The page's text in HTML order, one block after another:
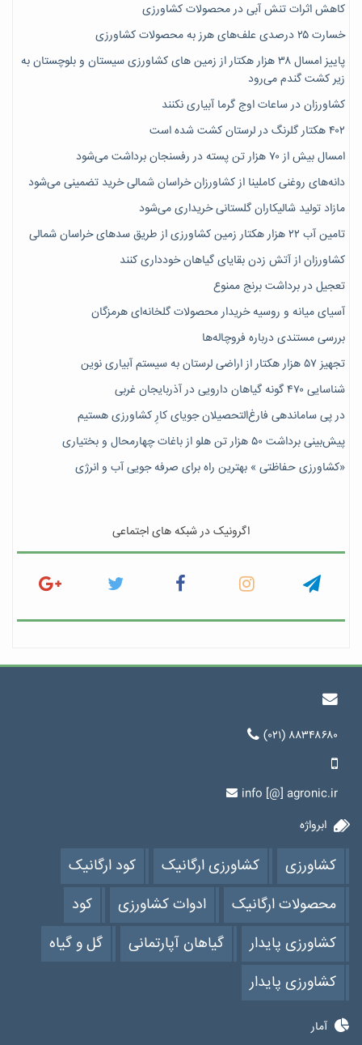
کاهش اثرات تنش آبی در محصولات کشاورزی
خسارت ۲۵ درصدی علف‌های هرز به محصولات کشاورزی
پاییز امسال ۳۸ هزار هکتار از زمین های کشاورزی سیستان و بلوچستان به
زیر کشت گندم می‌رود
کشاورزان در ساعات اوج گرما آبیاری نکنند
۴۰۲ هکتار گلرنگ در لرستان کشت شده است
امسال بیش از ۷۰ هزار تن پسته در رفسنجان برداشت می‌شود
دانه‌های روغنی کاملینا از کشاورزان خراسان شمالی خرید تضمینی می‌شود
مازاد تولید شالیکاران گلستانی خریداری می‌شود
تامین آب ۲۲ هزار هکتار زمین کشاورزی از طریق سدهای خراسان شمالی
کشاورزان از آتش زدن بقایای گیاهان خودداری کنند
تعجیل در برداشت برنج ممنوع
آسیای میانه و روسیه خریدار محصولات گلخانه‌ای هرمزگان
بررسی مستندی درباره فروچاله‌ها
تجهیز ۵۷ هزار هکتار از اراضی لرستان به سیستم آبیاری نوین
شناسایی ۴۷٠ گونه گیاهان دارویی در آذربایجان غربی
در پی ساماندهی فارغ‌التحصیلان جویای کارِ کشاورزی هستیم
پیش‎‌بینی برداشت ۵۰ هزار تن هلو از باغات چهارمحال و بختیاری
«کشاورزی حفاظتی » بهترین راه برای صرفه جویی آب و انرژی
اگرونیک در شبکه های اجتماعی
(۰۲۱) ۸۸۳۴۸۶۸۰
info [@] agronic.ir
ابرواژه
کشاورزی کشاورزی ارگانیک
کود ارگانیک
محصولات ارگانیک
ادوات کشاورزی
کود
کشاورزی پایدار
گیاهان آپارتمانی
گل و گیاه
کشاورزی پایدار
آمار